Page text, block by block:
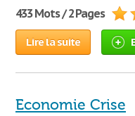
433 Mots / 2 Pages
Lire la suite
Economie Crise